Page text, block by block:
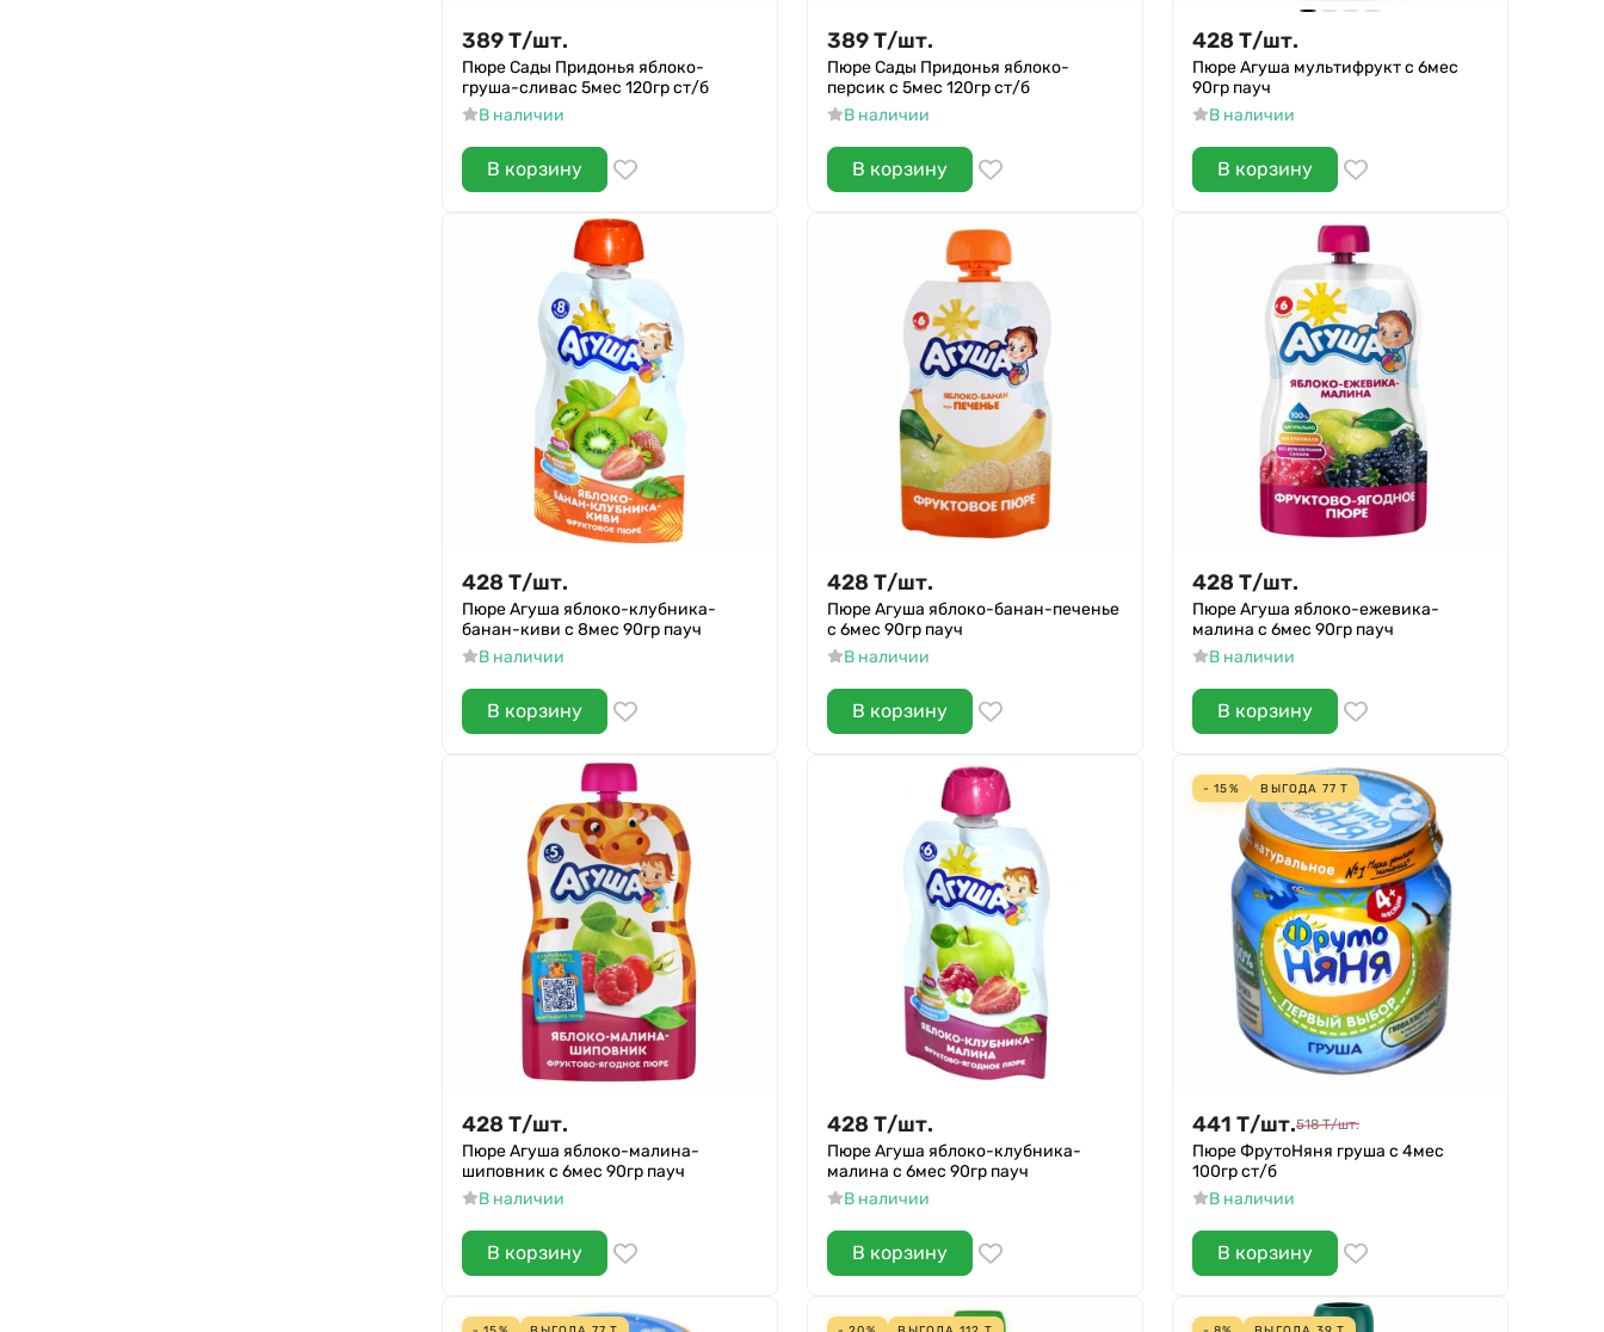
389Т/шт.
Пюре Сады Придонья яблоко-
груша-сливас 5мес 120гр ст/б
В наличии
В корзину
389Т/шт.
Пюре Сады Придонья яблоко-
персик с 5мес 120гр ст/б
В наличии
В корзину
428 Т/шт.
Пюре Агуша мультифрукт с 6мес
90гр пауч
В наличии
В корзину
428 Т/шт.
Пюре Агуша яблоко-клубника-
банан-киви с 8мес 90гр пауч
В наличии
В корзину
428 Т/шт.
Пюре Агуша яблоко-банан-печенье
с 6мес 90гр пауч
В наличии
В корзину
428 Т/шт.
Пюре Агуша яблоко-ежевика-
малина с 6мес 90гр пауч
В наличии
В корзину
428 Т/шт.
Пюре Агуша яблоко-малина-
шиповник с 6мес 90гр пауч
В наличии
В корзину
428 Т/шт.
Пюре Агуша яблоко-клубника-
малина с 6мес 90гр пауч
В наличии
В корзину
- 15% ВЫГОДА 77 Т
441 Т/шт.518 Т/шт.
Пюре ФрутоНяня груша с 4мес
100гр ст/б
В наличии
В корзину